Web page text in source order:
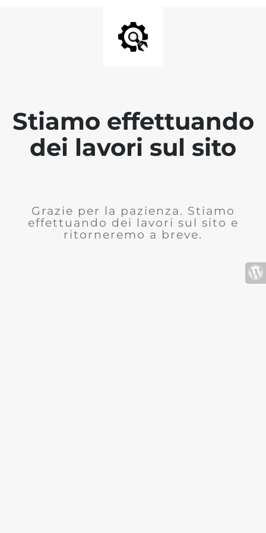
Stiamo effettuando
dei lavori sul sito
Grazie per la pazienza. Stiamo
effettuando dei lavori sul sito e
ritorneremo a breve.